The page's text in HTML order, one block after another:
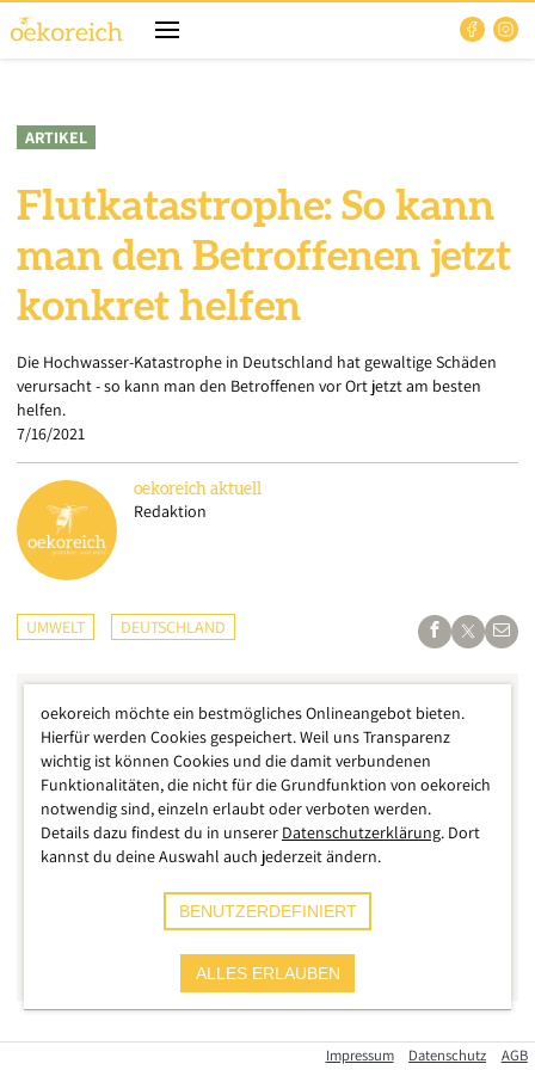
ARTIKEL
Flutkatastrophe: So kann
man den Betroffenen jetzt
konkret helfen
Die Hochwasser-Katastrophe in Deutschland hat gewaltige Schäden
verursacht - so kann man den Betroffenen vor Ort jetzt am besten
helfen.
7/16/2021
oekoreich aktuell
Redaktion
UMWELT DEUTSCHLAND
Noch immer ist die Lage in Teilen Westdeutschlands nicht
Impressum Datenschutz AGB
oekoreich möchte ein bestmögliches Onlineangebot bieten.
Hierfür werden Cookies gespeichert. Weil uns Transparenz
wichtig ist können Cookies und die damit verbundenen
Funktionalitäten, die nicht für die Grundfunktion von oekoreich
notwendig sind, einzeln erlaubt oder verboten werden.
Details dazu findest du in unserer Datenschutzerklärung. Dort
kannst du deine Auswahl auch jederzeit ändern.
BENUTZERDEFINIERT
ALLES ERLAUBEN